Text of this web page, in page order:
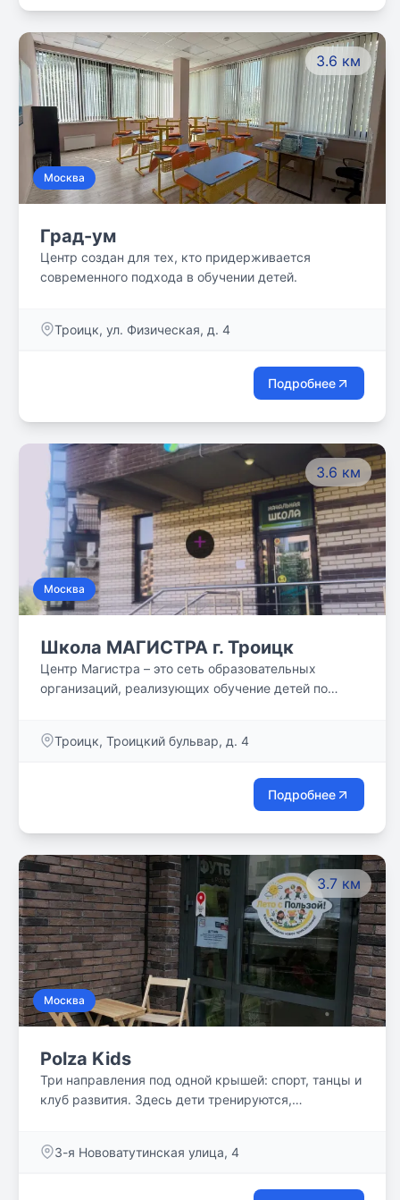
3.6 км
Москва
Град-ум
Центр создан для тех, кто придерживается
современного подхода в обучении детей.
Троицк, ул. Физическая, д. 4
Подробнее
3.6 км
Москва
Школа МАГИСТРА г. Троицк
Центр Магистра – это сеть образовательных
организаций, реализующих обучение детей по
методик педагогов-новаторов (Н.Зайцева,
Троицк, Троицкий бульвар, д. 4
Подробнее
3.7 км
Москва
Polza Kids
Три направления под одной крышей: спорт, танцы и
клуб развития. Здесь дети тренируются,
время.
3-я Нововатутинская улица, 4